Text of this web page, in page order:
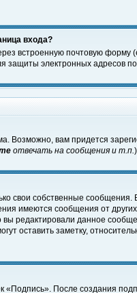
входа?
встроенную почтовую
защиты электронных адресов
вам придется
отвечать на сообщения и т.п.
свои собственные
имеются сообщения от
редактировали данное
оставить заметку,
После создания